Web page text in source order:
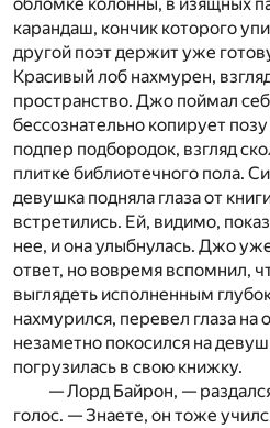
карандаш, кончик которого
другой поэт держит уже
Красивый лоб нахмурен,
пространство. Джо поймал
бессознательно копирует
подпер подбородок, взгляд
плитке библиотечного пола.
девушка подняла глаза от
встретились. Ей, видимо,
нее, и она улыбнулась. Джо
ответ, но вовремя вспомнил,
выглядеть исполненным
нахмурился, перевел глаза
незаметно покосился на
погрузилась в свою книжку.
— Лорд Байрон, —
голос. — Знаете, он тоже